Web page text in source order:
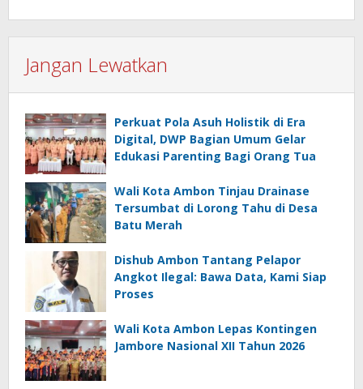
Jangan Lewatkan
Perkuat Pola Asuh Holistik di Era
Digital, DWP Bagian Umum Gelar
Edukasi Parenting Bagi Orang Tua
Wali Kota Ambon Tinjau Drainase
Tersumbat di Lorong Tahu di Desa
Batu Merah
Dishub Ambon Tantang Pelapor
Angkot Ilegal: Bawa Data, Kami Siap
Proses
Wali Kota Ambon Lepas Kontingen
Jambore Nasional XII Tahun 2026